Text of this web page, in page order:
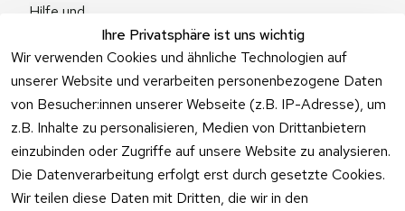
Ihre Privatsphäre ist uns wichtig
Wir verwenden Cookies und ähnliche Technologien auf
unserer Website und verarbeiten personenbezogene Daten
von Besucher:innen unserer Webseite (z.B. IP-Adresse), um
z.B. Inhalte zu personalisieren, Medien von Drittanbietern
einzubinden oder Zugriffe auf unsere Website zu analysieren.
Die Datenverarbeitung erfolgt erst durch gesetzte Cookies.
Wir teilen diese Daten mit Dritten, die wir in den
Hilfe und
Fragen
Zum
Kontaktformu
lar
Vertrag
widerrufen